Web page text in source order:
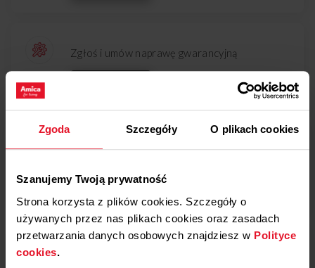
Zgoda Szczegóły O plikach cookies
Szanujemy Twoją prywatność
Strona korzysta z plików cookies. Szczegóły o
używanych przez nas plikach cookies oraz zasadach
przetwarzania danych osobowych znajdziesz w Polityce
cookies.
Zgłoś i umów naprawę gwarancyjną
Zgłoś i umów naprawę pogwarancyjną
Przejdź